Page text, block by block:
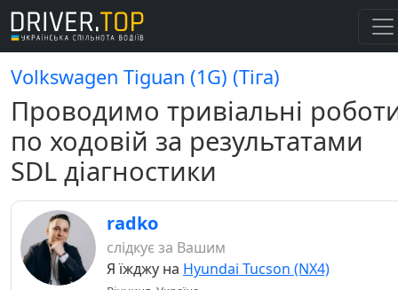
Volkswagen Tiguan (1G) (Тіга)
Проводимо тривіальні
по ходовій за результатами
SDL діагностики
radko
слідкує за Вашим
Я їжджу на Hyundai Tucson (NX4)